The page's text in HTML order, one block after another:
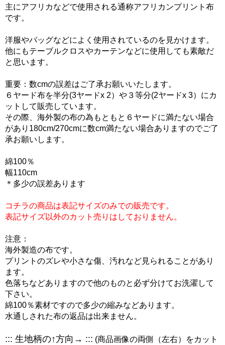
主にアフリカなどで使用される通称アフリカンプリント布
です。
洋服やバッグなどによく使用されているのを見かけます。
他にもテーブルクロスやカーテンなどに使用しても素敵だ
と思います。
重要：数cmの誤差はご了承お願いいたします。
６ヤード布を半分(3ヤードx 2）や３等分(2ヤードx 3）にカ
ットして販売しています。
その際、海外製の布の為もともと６ヤードに満たない場合
があり180cm/270cmに数cm満たない場合ありますのでご了
承お願いします。
綿100％
幅110cm
＊多少の誤差あります
コチラの商品は表記サイズのみでの販売です。
表記サイズ以外のカット売りはしておりません。
注意：
海外製造の布です。
プリントのズレや小さな傷、汚れなど見られることがあり
ます。
色落ちなどありますので他のものと必ず分けてお洗濯して
下さい。
綿100％素材ですので多少の縮みなどあります。
水通しされた布の返品は出来ません。
::: 生地柄の↑方向→ ::: (商品画像の両側（左右）をカット